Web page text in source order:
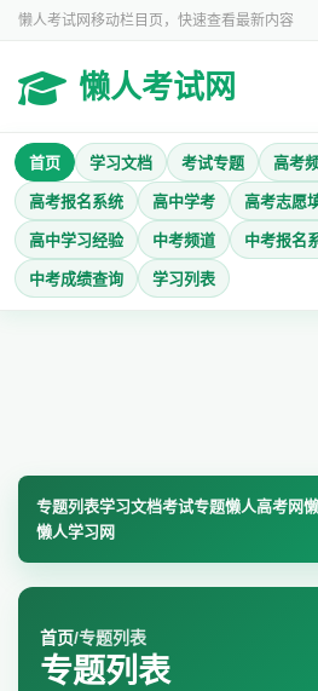
懒人考试网移动栏目页，快速查看最新内容
懒人考试网
首页 学习文档 考试专题 高考
高考报名系统 高中学考 高考志愿
高中学习经验 中考频道 中考报名
中考成绩查询 学习列表
专题列表学习文档考试专题懒人高考网
懒人学习网
首页/专题列表
专题列表